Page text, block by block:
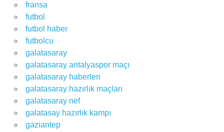
fransa
futbol
futbol haber
futbolcu
galatasaray
galatasaray antalyaspor maçı
galatasaray haberleri
galatasaray hazırlık maçları
galatasaray nef
galatasay hazırlık kampı
gaziantep